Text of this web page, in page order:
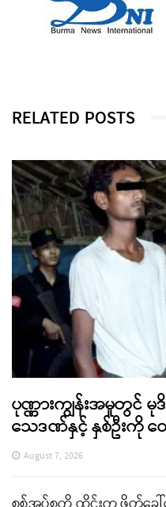
RELATED POSTS
ပုဏ္ဏားကျွန်းအမှုတွင်
သေဒဏ်နှင့် နှစ်ဦးကို ထ
August 7, 2026